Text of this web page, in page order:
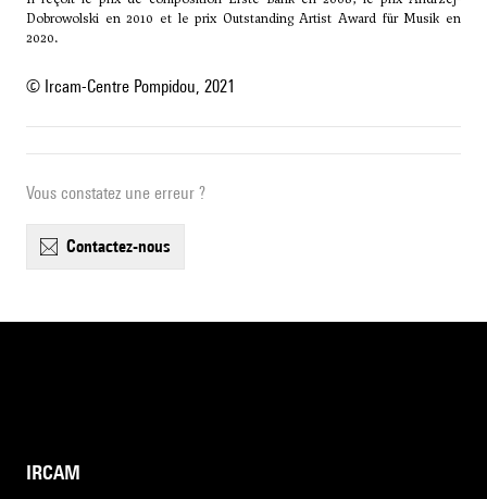
Dobrowolski en 2010 et le prix Outstanding Artist Award für Musik en
2020.
© Ircam-Centre Pompidou, 2021
Vous constatez une erreur ?
contactez-nous
IRCAM